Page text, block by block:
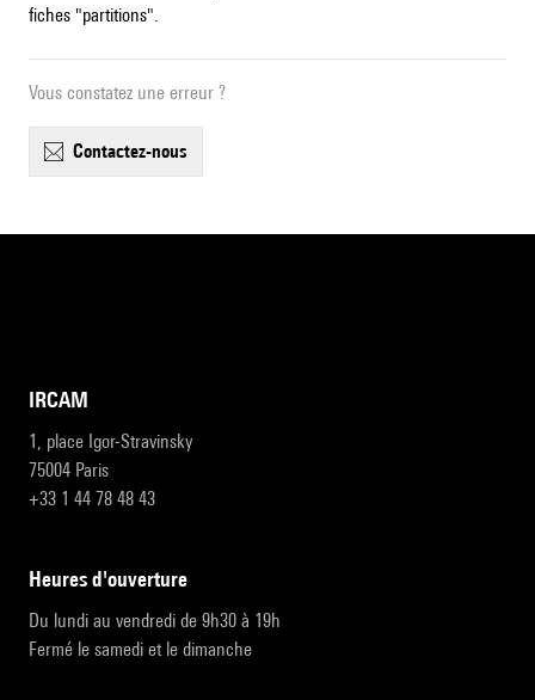
fiches "partitions".
Vous constatez une erreur ?
contactez-nous
IRCAM
1, place Igor-Stravinsky
75004 Paris
+33 1 44 78 48 43
heures d'ouverture
Du lundi au vendredi de 9h30 à 19h
Fermé le samedi et le dimanche